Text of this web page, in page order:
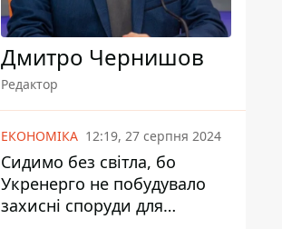
Дмитро Чернишов
Редактор
ЕКОНОМІКА 12:19, 27 серпня 2024
Сидимо без світла, бо
Укренерго не побудувало
захисні споруди для